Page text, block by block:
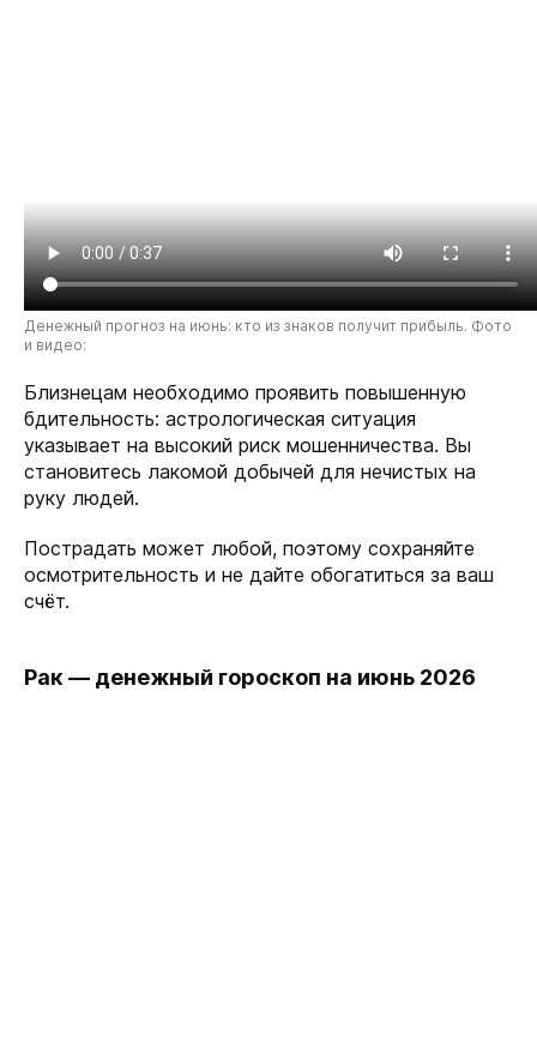
Денежный прогноз на июнь: кто из знаков получит прибыль. Фото
и видео:
Близнецам необходимо проявить повышенную
бдительность: астрологическая ситуация
указывает на высокий риск мошенничества. Вы
становитесь лакомой добычей для нечистых на
руку людей.
Пострадать может любой, поэтому сохраняйте
осмотрительность и не дайте обогатиться за ваш
счёт.
Рак — денежный гороскоп на июнь 2026